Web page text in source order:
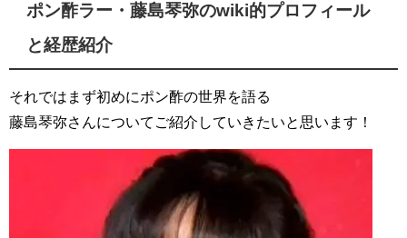
ポン酢ラー・藤島琴弥のwiki的プロフィール
と経歴紹介
それではまず初めにポン酢の世界を語る
藤島琴弥さんについてご紹介していきたいと思います！